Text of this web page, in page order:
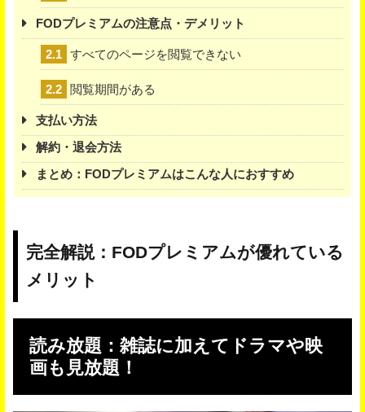
FODプレミアムの注意点・デメリット
2.1 すべてのページを閲覧できない
2.2 閲覧期間がある
支払い方法
解約・退会方法
まとめ：FODプレミアムはこんな人におすすめ
完全解説：FODプレミアムが優れている
メリット
読み放題：雑誌に加えてドラマや映
画も見放題！